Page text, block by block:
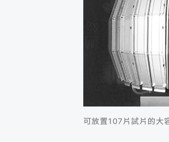
可放置107片試片的大